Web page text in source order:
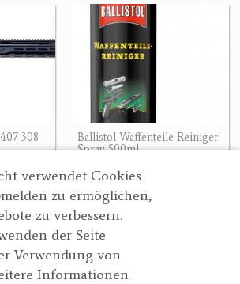
verwendet Cookies
zu ermöglichen,
zu verbessern.
der Seite
Verwendung von
Informationen
308
€
Ballistol Waffenteile Reiniger
Spray 500ml
Wertgarner 1820
Jagd & SporthandelsgmbH